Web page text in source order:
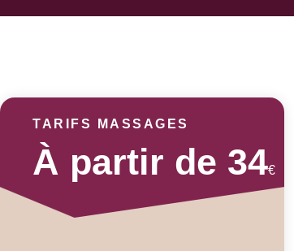
TARIFS MASSAGES
À partir de 34€